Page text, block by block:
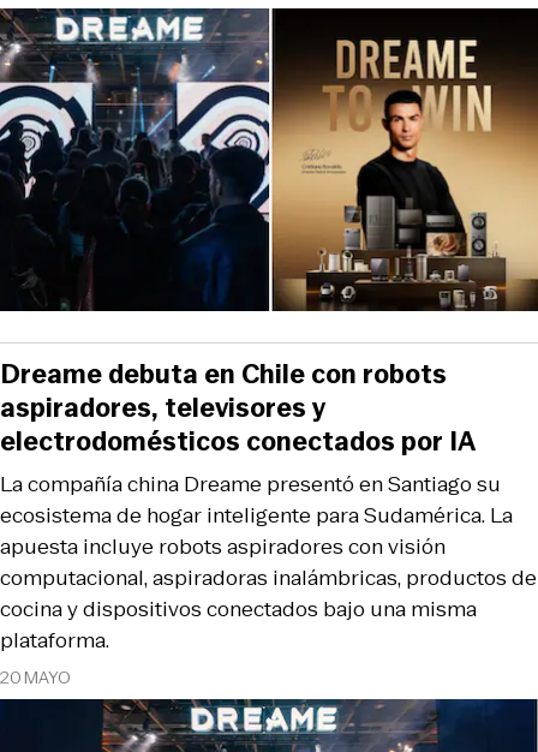
20 MAYO
La compañía china Dreame presentó en Santiago su
ecosistema de hogar inteligente para Sudamérica. La
apuesta incluye robots aspiradores con visión
computacional, aspiradoras inalámbricas, productos de
cocina y dispositivos conectados bajo una misma
plataforma.
Dreame debuta en Chile con robots
aspiradores, televisores y
electrodomésticos conectados por IA